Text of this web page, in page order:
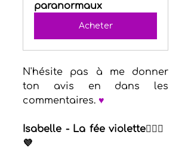
paranormaux
Acheter
N'hésite pas à me donner
ton avis en dans les
commentaires. ♥
Isabelle - La fée violette🧚🏻‍♀️
💜